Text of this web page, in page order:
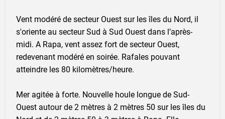
Vent modéré de secteur Ouest sur les îles du Nord, il
s'oriente au secteur Sud à Sud Ouest dans l’après-
midi. A Rapa, vent assez fort de secteur Ouest,
redevenant modéré en soirée. Rafales pouvant
atteindre les 80 kilomètres/heure.
Mer agitée à forte. Nouvelle houle longue de Sud-
Ouest autour de 2 mètres à 2 mètres 50 sur les îles du